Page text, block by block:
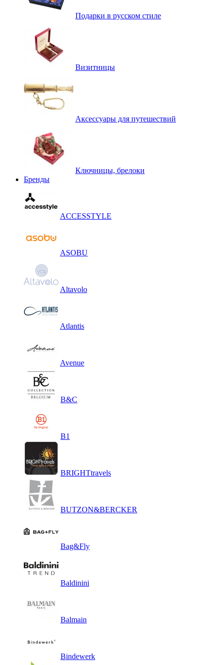
Подарки в русском стиле
Визитницы
Аксессуары для путешествий
Ключницы, брелоки
Бренды
ACCESSTYLE
ASOBU
Altavolo
Atlantis
Avenue
B&C
B1
BRIGHTtravels
BUTZON&BERCKER
Bag&Fly
Baldinini
Balmain
Bindewerk